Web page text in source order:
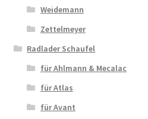
Weidemann
Zettelmeyer
Radlader Schaufel
für Ahlmann & Mecalac
für Atlas
für Avant